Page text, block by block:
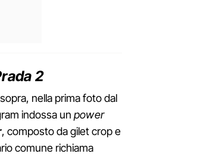
2
nella prima foto dal
indossa un power
, composto da gilet crop e
comune richiama